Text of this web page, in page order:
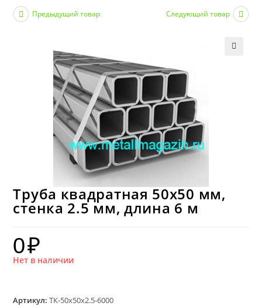
Предыдущий товар Следующий товар
Труба квадратная 50х50 мм,
стенка 2.5 мм, длина 6 м
0₽
Нет в наличии
Артикул:ТК-50х50х2.5-6000